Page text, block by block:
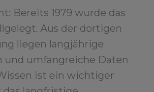
Bereits 1979 wurde das
Aus der dortigen
liegen langjährige
und umfangreiche Daten
ist ein wichtiger